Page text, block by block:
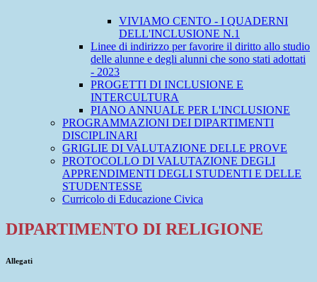
VIVIAMO CENTO - I QUADERNI
DELL'INCLUSIONE N.1
Linee di indirizzo per favorire il diritto allo studio
delle alunne e degli alunni che sono stati adottati
- 2023
PROGETTI DI INCLUSIONE E
INTERCULTURA
PIANO ANNUALE PER L'INCLUSIONE
PROGRAMMAZIONI DEI DIPARTIMENTI
DISCIPLINARI
GRIGLIE DI VALUTAZIONE DELLE PROVE
PROTOCOLLO DI VALUTAZIONE DEGLI
APPRENDIMENTI DEGLI STUDENTI E DELLE
STUDENTESSE
Curricolo di Educazione Civica
DIPARTIMENTO DI RELIGIONE
Allegati